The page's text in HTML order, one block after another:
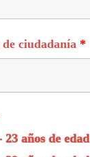
de ciudadanía *
23 años de edad